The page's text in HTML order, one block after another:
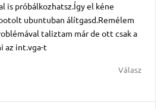
is próbálkozhatsz.Így el kéne
ubuntuban álítgasd.Remélem
taliztam már de ott csak a
az int.vga-t
Válasz